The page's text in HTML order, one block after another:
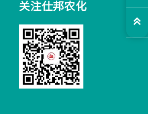
关注仕邦农化
